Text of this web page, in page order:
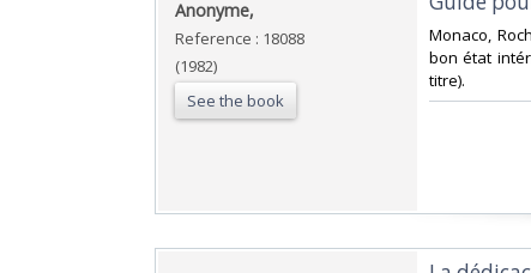
‎Anonyme,‎
Reference : 18088
(1982)
See the book
‎Monaco,
bon état
titre).‎